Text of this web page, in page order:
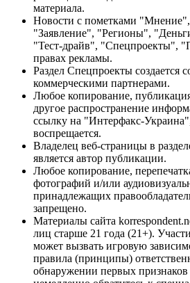
материала.
Новости с пометками
"Заявление", "Регионы",
"Тест-драйв", "Спецпроекты",
правах рекламы.
Раздел Спецпроекты создается
коммерческими партнерами.
Любое копирование,
другое распространение
ссылку на "Интерфакс-
воспрещается.
Владелец веб-страницы в
является автор публикации.
Любое копирование,
фотографий и/или
принадлежащих
запрещено.
Материалы сайта
лиц старше 21 года (21+).
может вызвать игровую
правила (принципы)
обнаружении первых признаков